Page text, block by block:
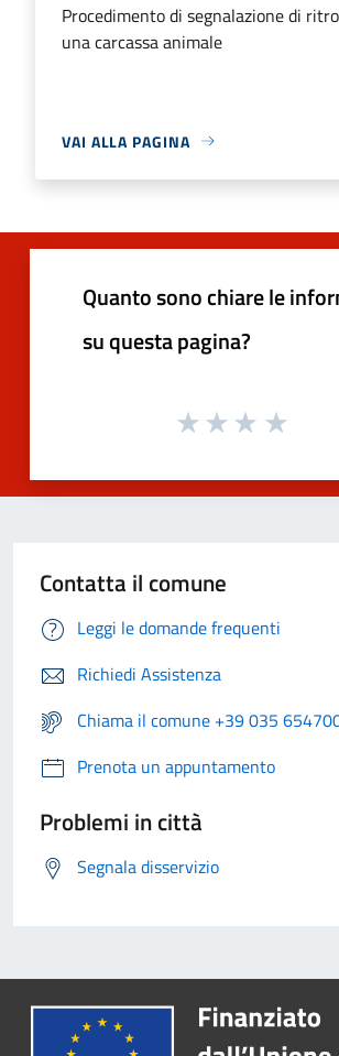
Procedimento di segnalazione di
una carcassa animale
VAI ALLA PAGINA
Quanto sono chiare le
su questa pagina?
Contatta il comune
Leggi le domande frequenti
Richiedi Assistenza
Chiama il comune +39 035
Prenota un appuntamento
Problemi in città
Segnala disservizio